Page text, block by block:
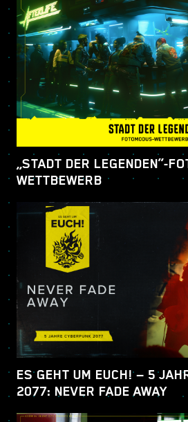
„STADT DER LEGENDEN“-
WETTBEWERB
ES GEHT UM EUCH! — 5
2077: NEVER FADE AWAY